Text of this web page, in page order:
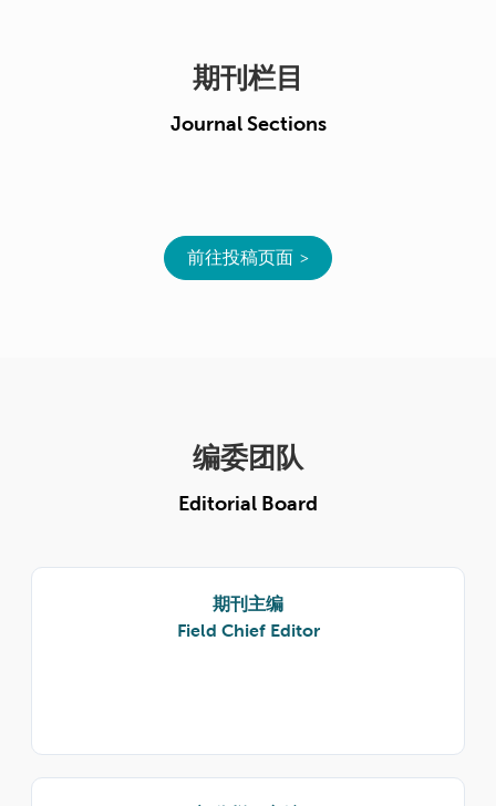
期刊栏目
Journal Sections
前往投稿页面
编委团队
Editorial Board
期刊主编
Field Chief Editor